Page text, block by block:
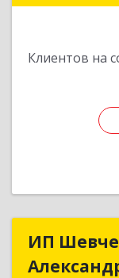
Клиентов на
ИП